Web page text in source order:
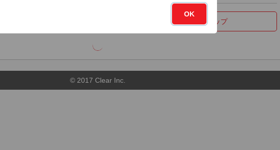
マップ
© 2017 Clear Inc.
OK